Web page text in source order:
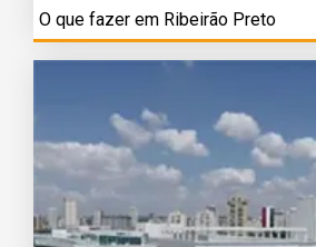
O que fazer em Ribeirão Preto